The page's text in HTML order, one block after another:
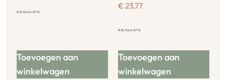
€12,00incl. BTW
Toevoegen aan
winkelwagen
€ 23,77
€28,76incl. BTW
Toevoegen aan
winkelwagen